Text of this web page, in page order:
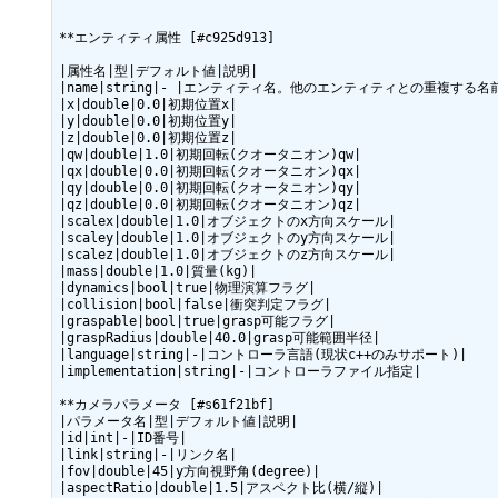
**エンティティ属性 [#c925d913]
|属性名|型|デフォルト値|説明|
|name|string|- |エンティティ名。他のエンティティとの重複する名
|x|double|0.0|初期位置x|
|y|double|0.0|初期位置y|
|z|double|0.0|初期位置z|
|qw|double|1.0|初期回転(クオータニオン)qw|
|qx|double|0.0|初期回転(クオータニオン)qx|
|qy|double|0.0|初期回転(クオータニオン)qy|
|qz|double|0.0|初期回転(クオータニオン)qz|
|scalex|double|1.0|オブジェクトのx方向スケール|
|scaley|double|1.0|オブジェクトのy方向スケール|
|scalez|double|1.0|オブジェクトのz方向スケール|
|mass|double|1.0|質量(kg)|
|dynamics|bool|true|物理演算フラグ|
|collision|bool|false|衝突判定フラグ|
|graspable|bool|true|grasp可能フラグ|
|graspRadius|double|40.0|grasp可能範囲半径|
|language|string|-|コントローラ言語(現状c++のみサポート)|
|implementation|string|-|コントローラファイル指定|
**カメラパラメータ [#s61f21bf]
|パラメータ名|型|デフォルト値|説明|
|id|int|-|ID番号|
|link|string|-|リンク名|
|fov|double|45|y方向視野角(degree)|
|aspectRatio|double|1.5|アスペクト比(横/縦)|